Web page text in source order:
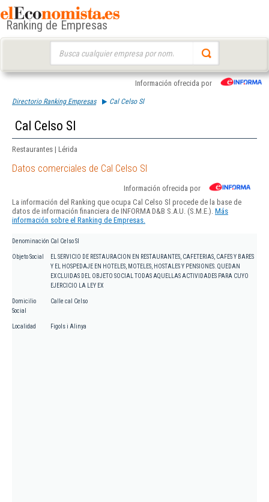
Ranking de Empresas
Información ofrecida por
Directorio Ranking Empresas Cal Celso Sl
Cal Celso Sl
Restaurantes | Lérida
Datos comerciales de Cal Celso Sl
Información ofrecida por
La información del Ranking que ocupa Cal Celso Sl procede de la base de
datos de información financiera de INFORMA D&B S.A.U. (S.M.E.). Más
información sobre el Ranking de Empresas.
Denominación Cal Celso Sl
Objeto Social
EL SERVICIO DE RESTAURACION EN RESTAURANTES, CAFETERIAS, CAFES Y BARES
Y EL HOSPEDAJE EN HOTELES, MOTELES, HOSTALES Y PENSIONES. QUEDAN
EXCLUIDAS DEL OBJETO SOCIAL TODAS AQUELLAS ACTIVIDADES PARA CUYO
EJERCICIO LA LEY EX
Domicilio
Social
Calle cal Celso
Localidad Figols i Alinya